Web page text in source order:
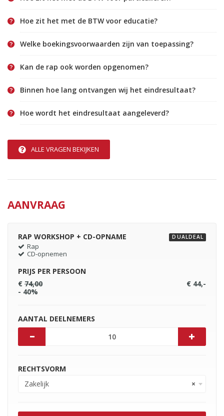
Hoe zit het met de BTW voor educatie?
Welke boekingsvoorwaarden zijn van toepassing?
Kan de rap ook worden opgenomen?
Binnen hoe lang ontvangen wij het eindresultaat?
Hoe wordt het eindresultaat aangeleverd?
ALLE VRAGEN BEKIJKEN
AANVRAAG
DUALDEAL
RAP WORKSHOP + CD-OPNAME
Rap
CD-opnemen
PRIJS PER PERSOON
€ 74,00
- 40%
€ 44,-
AANTAL DEELNEMERS
RECHTSVORM
×
Zakelijk